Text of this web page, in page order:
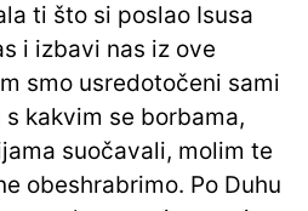
ti što si poslao Isusa
i izbavi nas iz ove
smo usredotočeni sami
kakvim se borbama,
suočavali, molim te
obeshrabrimo. Po Duhu